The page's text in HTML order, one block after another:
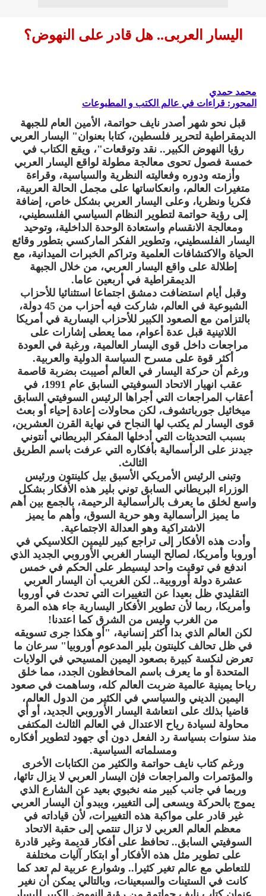
اليسار العربى.. هل قادر على النهوض؟
محمد حمدي
المحور: قراءات في عالم الكتب و المطبوعات
قبل نحو شهر أصدر نايف حواتمة، الأمين العام للجبهة
الديمقراطية لتحرير فلسطين، كتابا بعنوان" اليسار العربي
رؤيا النهوض الكبير.. نقد وتوقعات"، ويقع الكتاب في
خمسة فصول تحوى معالجة مطولة لواقع اليسار العربي
وأزمته ودوره وفعاليته النظرية والسياسية، وقراءة
متغيرات العالم، وانعكاساتها على مجمل الحالة العربية،
فكريا ونظريا، وعلى اليسار العربي بشكل خاص، إضافة
إلى رؤية حواتمة لتطوير النظام السياسي الفلسطيني،
ومعالجة الانقسام واستعادة الوحدة الداخلية، وتوحيد
اليسار الفلسطيني، وتطوير الفكر الماركسي بتطور وقائع
الحياة والاكتشافات العلمية وتراكم الخبرات الميدانية، مع
إطلالة على واقع اليسار العربي، من خلال الجبهة
الديمقراطية في أربعين عاما.
وقبل أيام استضافت دمشق اجتماعا استثنائيا للأحزاب
الشيوعية في العالم، شاركت فيه أحزاب من 45 دولة،
بالتزامن مع الصعود الكبير للأحزاب اليسارية في أمريكا
اللاتينية قبل عدة أعوام، مما يعطى إشارات على
مراجعات داخل قوى اليسار العالمية، ورغبة في العودة
أكثر قوة على مسرح السياسة الدولية والعربية.
ورغم أن حركة اليسار في العالم أصيبت بضربة قاصمة
عقب انهيار الاتحاد السوفيتي السابق عام 1991، في
أعقاب المراجعات التي أجراها الرئيس السوفيتي السابق
ميخائيل جورباتشوف، لكن محاولات إعادة إحياء أو بعث
قوى اليسار لم يكتب لها النجاح في نهاية القرن العشرين،
بسبب التحديثات التي أدخلها المفكر البريطاني أنتوني
جيدنز على الرأسمالية بأفكاره التي عرفت باسم الطريق
الثالث.
وتبنى الرئيس الأمريكي الأسبق بيل كلينتون ورئيس
الوزراء البريطاني السابق توني بلير هذه الأفكار بشكل
واسع لخلق ما يعرف بالرأسمالية الرحيمة، بالجمع بين أهم
ما يميز الرأسمالية وهو حرية السوق، وأهم ما يميز
الاشتراكية وهو العدالة الاجتماعية.
وأدت هذه الأفكار إلى تراجع كبير لليمين الكلاسيكي في
أوروبا وأمريكا، لصالح اليسار الغربي الأوروبي الجديد الذي
اندفع في توقيت واحد ليسيطر على الحكم في خمس
عشرة دولة أوروبية.. لكن الغريب أن اليسار العربي
التقليدي ظل بعيدا عن التغييرات التي تحدث في أوروبا
وأمريكا، ربما لأن تطوير الأفكار اليسارية جاء هذه المرة
من الغرب وليس من الشرق كما اعتدنا!
لكن العالم الذي بدا أكثر إنسانية، "أو هكذا جرى تسويقه
في ظل تحالف كلينتون بلير المدعوم أوروبيا" سرعان ما
تعرض لنكسة كبيرة بصعود اليمين المسيحي في الولايات
المتحدة أو ما يعرف باسم المحافظون الجدد، مما خلق
رياحا يمينية عالمية ضربت العالم كله، وساهمت في صعود
اليمين الديني والسياسي في الكثير من الدول العالم،
قاضيا بذلك على انتعاشة اليسار الأوروبي الجديد، أو أي
محاولة لسيادة رياح الاعتدال في العالم الثالث المكتفى
منذ سنوات بسياسة رد الفعل دون أي جهود لتطوير أفكاره
ومسلماته السياسية.
ورغم كتاب نايف حواتمة والكثير من الكتابات الأخرى
والمؤتمرات والمراجعات فإن اليسار العربي لا يزال تائها،
وربما في جانب كبير منه نخبوي بعيد عن الشارع الذي
يموج بالحركة ويسعى إلى التغيير، ويبدو أن اليسار العربي
غير قادر على مواكبة هذه التغييرات، لأن قياداته في
معظم العالم العربي لا تزال تنتمي إلى حقبة الاتحاد
السوفيتي السابق.. تحافظ على أفكار قديمة وغير قادرة
على تطوير مثل هذه الأفكار أو ابتكار آليات مختلفة
للتعاطي مع عالم تغير كثيرا.. وشوارع عربية لم تعد كما
كانت في الستينات والسبعينات، وبالتالي يمكن أن نغير